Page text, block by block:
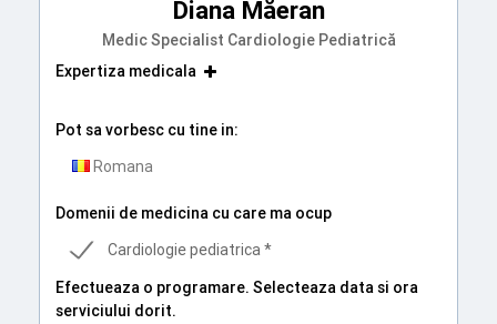
Diana Măeran
Medic Specialist Cardiologie Pediatrică
Expertiza medicala
Pot sa vorbesc cu tine in:
Romana
Domenii de medicina cu care ma ocup
Cardiologie pediatrica *
Efectueaza o programare. Selecteaza data si ora
serviciului dorit.